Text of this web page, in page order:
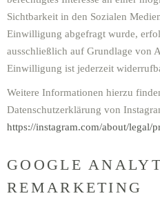
Sichtbarkeit in den Sozialen
Einwilligung abgefragt wurde,
ausschließlich auf Grundlage von
Einwilligung ist jederzeit
Weitere Informationen hierzu
Datenschutzerklärung von
https://instagram.com/about/legal/
GOOGLE
REMARKETING